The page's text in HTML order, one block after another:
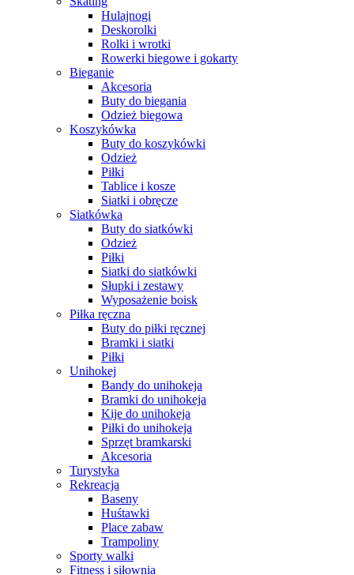
Hulajnogi
Deskorolki
Rolki i wrotki
Rowerki biegowe i gokarty
Bieganie
Akcesoria
Buty do biegania
Odzież biegowa
Koszykówka
Buty do koszykówki
Odzież
Piłki
Tablice i kosze
Siatki i obręcze
Siatkówka
Buty do siatkówki
Odzież
Piłki
Siatki do siatkówki
Słupki i zestawy
Wyposażenie boisk
Piłka ręczna
Buty do piłki ręcznej
Bramki i siatki
Piłki
Unihokej
Bandy do unihokeja
Bramki do unihokeja
Kije do unihokeja
Piłki do unihokeja
Sprzęt bramkarski
Akcesoria
Turystyka
Rekreacja
Baseny
Huśtawki
Place zabaw
Trampoliny
Sporty walki
Fitness i siłownia